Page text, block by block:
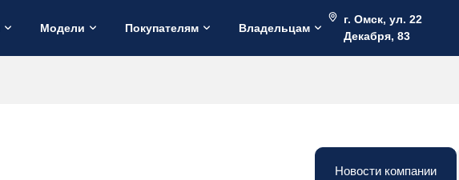
Модели Покупателям Владельцам
г. Омск, ул. 22
Декабря, 83
Новости компании